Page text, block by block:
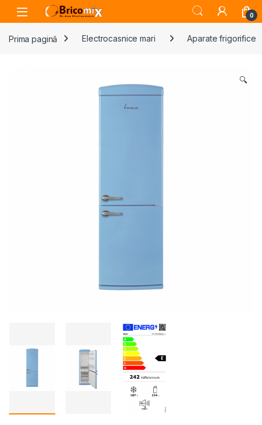
Skip to navigation
Skip to content
Open 0
Prima pagină Electrocasnice mari Aparate frigorifice
🔍